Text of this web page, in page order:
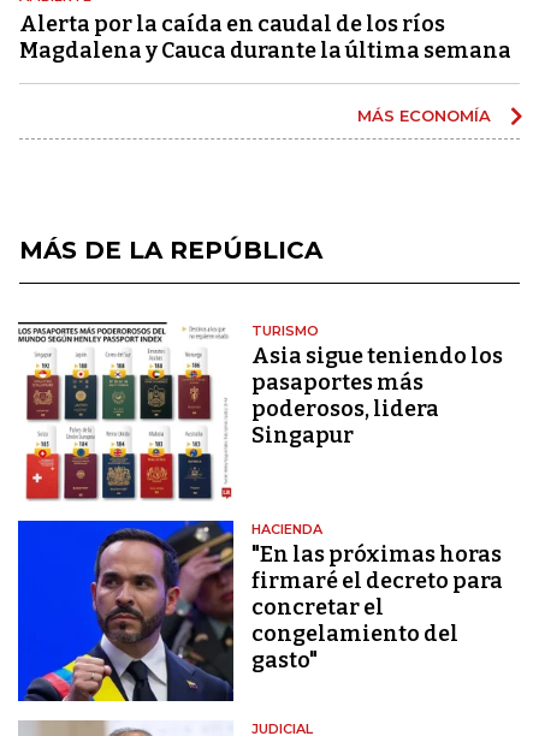
Alerta por la caída en caudal de los ríos
Magdalena y Cauca durante la última semana
MÁS ECONOMÍA
MÁS DE LA REPÚBLICA
TURISMO
Asia sigue teniendo los
pasaportes más
poderosos, lidera
Singapur
HACIENDA
"En las próximas horas
firmaré el decreto para
concretar el
congelamiento del
gasto"
JUDICIAL